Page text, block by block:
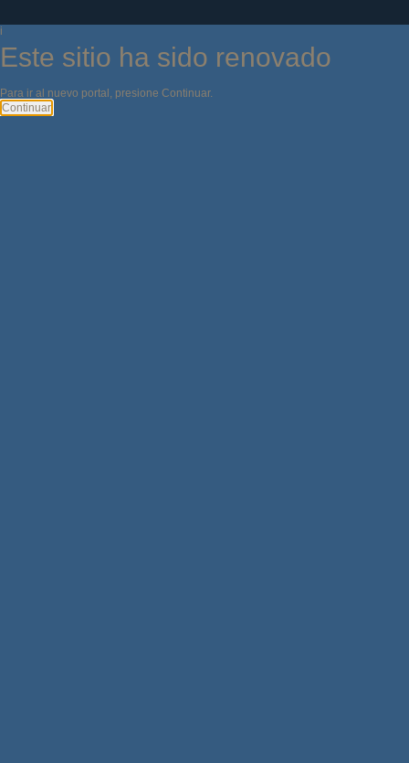
i
Este sitio ha sido renovado
Para ir al nuevo portal, presione Continuar.
Continuar